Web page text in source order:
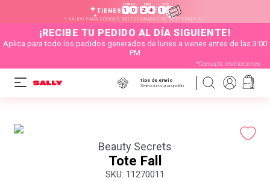
TIENES
HORAS
1 0 :
MIN
2 4 :
SEG
1 3
* VÁLIDO PARA CÓDIGOS SELECCIONADOS DE MONTERREY N.L
¡RECIBE TU PEDIDO AL DÍA SIGUIENTE!
Aplica para todo los pedidos generados de lunes a vienes antes de las 3:00
PM
*Consulta restricciones
Tipo de envío
Selecciona una opción
Beauty Secrets
Tote Fall
: 11270011